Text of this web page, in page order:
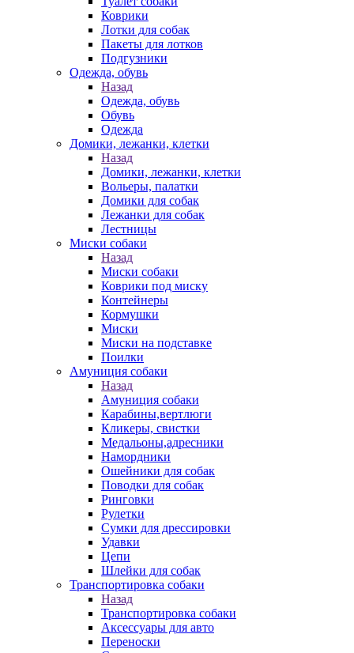
Коврики
Лотки для собак
Пакеты для лотков
Подгузники
Одежда, обувь
Назад
Одежда, обувь
Обувь
Одежда
Домики, лежанки, клетки
Назад
Домики, лежанки, клетки
Вольеры, палатки
Домики для собак
Лежанки для собак
Лестницы
Миски собаки
Назад
Миски собаки
Коврики под миску
Контейнеры
Кормушки
Миски
Миски на подставке
Поилки
Амуниция собаки
Назад
Амуниция собаки
Карабины,вертлюги
Кликеры, свистки
Медальоны,адресники
Намордники
Ошейники для собак
Поводки для собак
Ринговки
Рулетки
Сумки для дрессировки
Удавки
Цепи
Шлейки для собак
Транспортировка собаки
Назад
Транспортировка собаки
Аксессуары для авто
Переноски